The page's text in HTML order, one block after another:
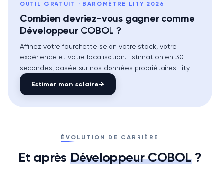
OUTIL GRATUIT · BAROMÈTRE LITY 2026
Combien devriez-vous gagner comme
Développeur COBOL ?
Affinez votre fourchette selon votre stack, votre
expérience et votre localisation. Estimation en 30
secondes, basée sur nos données propriétaires Lity.
Estimer mon salaire→
ÉVOLUTION DE CARRIÈRE
Et après Développeur COBOL?